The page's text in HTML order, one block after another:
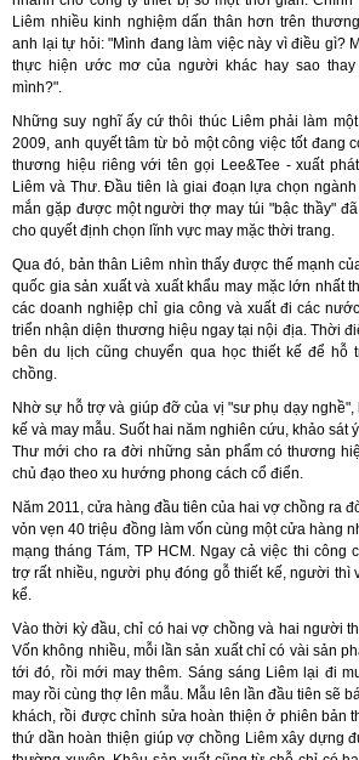
Liêm nhiều kinh nghiệm dấn thân hơn trên
anh lại tự hỏi: "Mình đang làm việc này vì điều gì?
thực hiện ước mơ của người khác hay sao
mình?".
Những suy nghĩ ấy cứ thôi thúc Liêm phải làm
2009, anh quyết tâm từ bỏ một công việc tốt đang
thương hiệu riêng với tên gọi Lee&Tee - xuất
Liêm và Thư. Đầu tiên là giai đoạn lựa chọn
mắn gặp được một người thợ may túi "bậc thầy"
cho quyết định chọn lĩnh vực may mặc thời trang.
Qua đó, bản thân Liêm nhìn thấy được thế mạnh
quốc gia sản xuất và xuất khẩu may mặc lớn nhất
các doanh nghiệp chỉ gia công và xuất đi các
triển nhận diện thương hiệu ngay tại nội địa. Thời
bên du lịch cũng chuyển qua học thiết kế để
chồng.
Nhờ sự hỗ trợ và giúp đỡ của vị "sư phụ dạy
kế và may mẫu. Suốt hai năm nghiên cứu, khảo sát
Thư mới cho ra đời những sản phẩm có thương
chủ đạo theo xu hướng phong cách cổ điển.
Năm 2011, cửa hàng đầu tiên của hai vợ chồng ra
vỏn vẹn 40 triệu đồng làm vốn cùng một cửa hàng
mạng tháng Tám, TP HCM. Ngay cả việc thi công
trợ rất nhiều, người phụ đóng gỗ thiết kế, người thì
kể.
Vào thời kỳ đầu, chỉ có hai vợ chồng và hai người
Vốn không nhiều, mỗi lần sản xuất chỉ có vài sản
tới đó, rồi mới may thêm. Sáng sáng Liêm lại đi
may rồi cùng thợ lên mẫu. Mẫu lên lần đầu tiên sẽ
khách, rồi được chỉnh sửa hoàn thiện ở phiên bản
thứ dần hoàn thiện giúp vợ chồng Liêm xây dựng